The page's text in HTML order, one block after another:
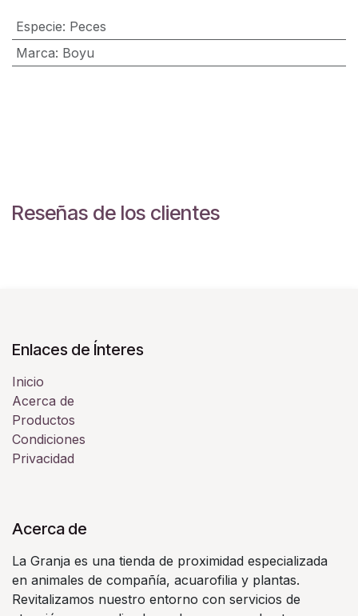
Especie: Peces
Marca: Boyu
Reseñas de los clientes
Enlaces de Ínteres
Inicio
Acerca de
Productos
Condiciones
Privacidad
Acerca de
La Granja es una tienda de proximidad especializada
en animales de compañía, acuarofilia y plantas.
Revitalizamos nuestro entorno con servicios de